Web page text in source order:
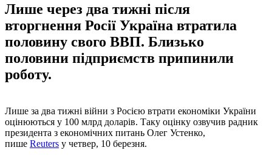
Лише через два тижні після
вторгнення Росії Україна втратила
половину свого ВВП. Близько
половини підприємств припинили
роботу.
Лише за два тижні війни з Росією втрати економіки України
оцінюються у 100 млрд доларів. Таку оцінку озвучив радник
президента з економічних питань Олег Устенко,
пише Reuters у четвер, 10 березня.